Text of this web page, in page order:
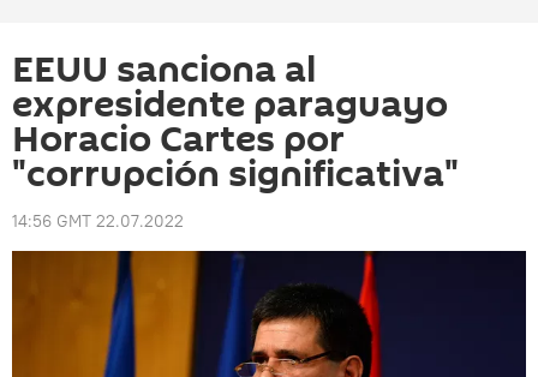
EEUU sanciona al
expresidente paraguayo
Horacio Cartes por
"corrupción significativa"
14:56 GMT 22.07.2022